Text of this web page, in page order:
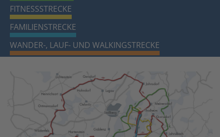
FITNESSSTRECKE
FAMILIENSTRECKE
WANDER-, LAUF- UND WALKINGSTRECKE